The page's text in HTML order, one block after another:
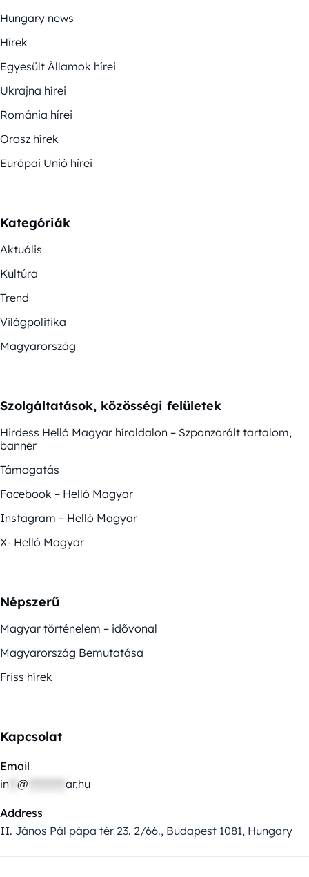
Hungary news
Hírek
Egyesült Államok hírei
Ukrajna hírei
Románia hírei
Orosz hírek
Európai Unió hírei
Kategóriák
Aktuális
Kultúra
Trend
Világpolitika
Magyarország
Szolgáltatások, közösségi felületek
Hirdess Helló Magyar híroldalon – Szponzorált tartalom,
banner
Támogatás
Facebook – Helló Magyar
Instagram – Helló Magyar
X- Helló Magyar
Népszerű
Magyar történelem – idővonal
Magyarország Bemutatása
Friss hírek
Kapcsolat
Email
in @ ar.hu
Address
II. János Pál pápa tér 23. 2/66., Budapest 1081, Hungary